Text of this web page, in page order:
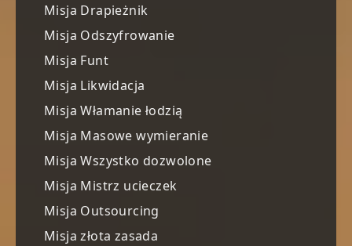
Misja Drapieżnik
Misja Odszyfrowanie
Misja Funt
Misja Likwidacja
Misja Włamanie łodzią
Misja Masowe wymieranie
Misja Wszystko dozwolone
Misja Mistrz ucieczek
Misja Outsourcing
Misja złota zasada